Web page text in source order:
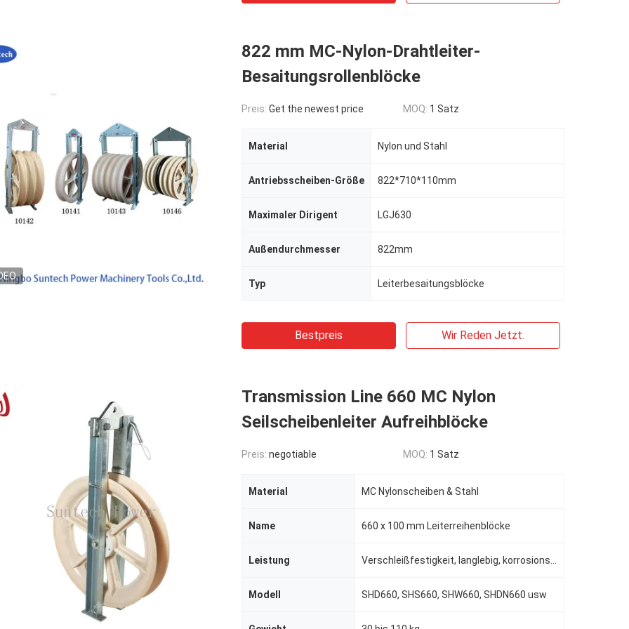
822 mm MC-Nylon-Drahtleiter-
Besaitungsrollenblöcke
Preis: Get the newest price MOQ: 1 Satz
Material Nylon und Stahl
Antriebsscheiben-Größe 822*710*110mm
Maximaler Dirigent LGJ630
Außendurchmesser 822mm
Typ Leiterbesaitungsblöcke
Bestpreis Wir Reden Jetzt.
Transmission Line 660 MC Nylon
Seilscheibenleiter Aufreihblöcke
Preis: negotiable MOQ: 1 Satz
Material MC Nylonscheiben & Stahl
Name 660 x 100 mm Leiterreihenblöcke
Leistung
Modell SHD660, SHS660, SHW660, SHDN660 usw